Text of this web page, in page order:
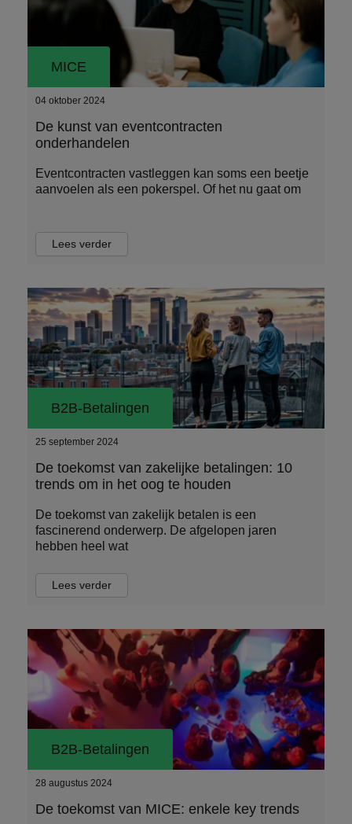
MICE
04 oktober 2024
De kunst van eventcontracten
onderhandelen
Eventcontracten vastleggen kan soms een beetje
aanvoelen als een pokerspel. Of het nu gaat om
Lees verder
B2B-Betalingen
25 september 2024
De toekomst van zakelijke betalingen: 10
trends om in het oog te houden
De toekomst van zakelijk betalen is een
fascinerend onderwerp. De afgelopen jaren
hebben heel wat
Lees verder
B2B-Betalingen
28 augustus 2024
De toekomst van MICE: enkele key trends